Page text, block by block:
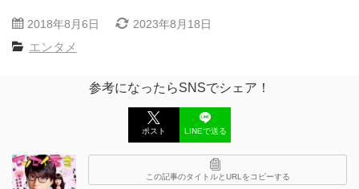
2018年8月6日 2023年8月18日
エンタメ
参考になったらSNSでシェア！
ポスト LINEで送る
この記事のタイトルとURLをコピーする